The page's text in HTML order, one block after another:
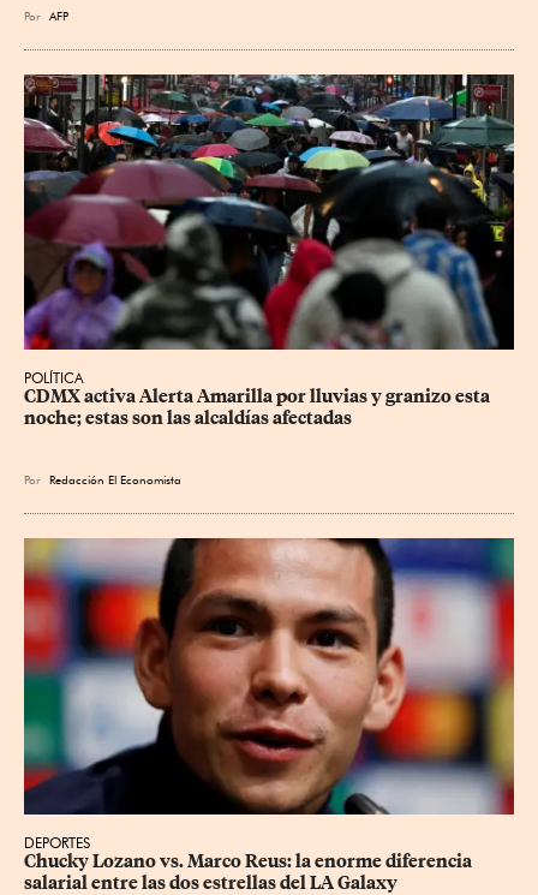
Por AFP
POLÍTICA
CDMX activa Alerta Amarilla por lluvias y granizo esta
noche; estas son las alcaldías afectadas
Por Redacción El Economista
DEPORTES
Chucky Lozano vs. Marco Reus: la enorme diferencia
salarial entre las dos estrellas del LA Galaxy